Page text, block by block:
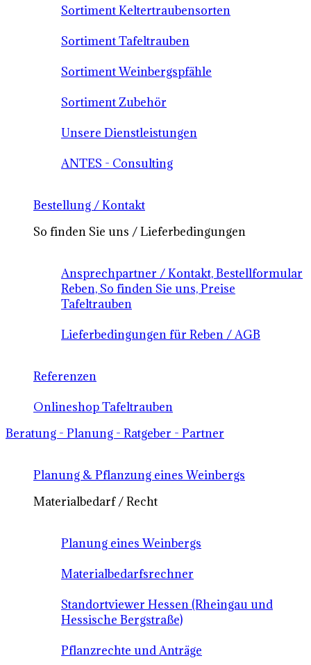
Sortiment Keltertraubensorten
Sortiment Tafeltrauben
Sortiment Weinbergspfähle
Sortiment Zubehör
Unsere Dienstleistungen
ANTES - Consulting
Bestellung / Kontakt
So finden Sie uns / Lieferbedingungen
Ansprechpartner / Kontakt, Bestellformular
Reben, So finden Sie uns, Preise
Tafeltrauben
Lieferbedingungen für Reben / AGB
Referenzen
Onlineshop Tafeltrauben
Beratung - Planung - Ratgeber - Partner
Planung & Pflanzung eines Weinbergs
Materialbedarf / Recht
Planung eines Weinbergs
Materialbedarfsrechner
Standortviewer Hessen (Rheingau und
Hessische Bergstraße)
Pflanzrechte und Anträge